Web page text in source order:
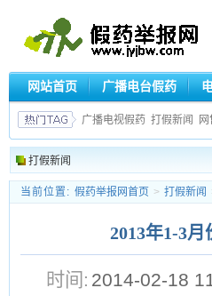
网站首页 广播电台假药
广播电视假药 打假新闻
打假新闻
当前位置: 假药举报网首页 > 打假新闻
2013年1-3
时间: 2014-02-18